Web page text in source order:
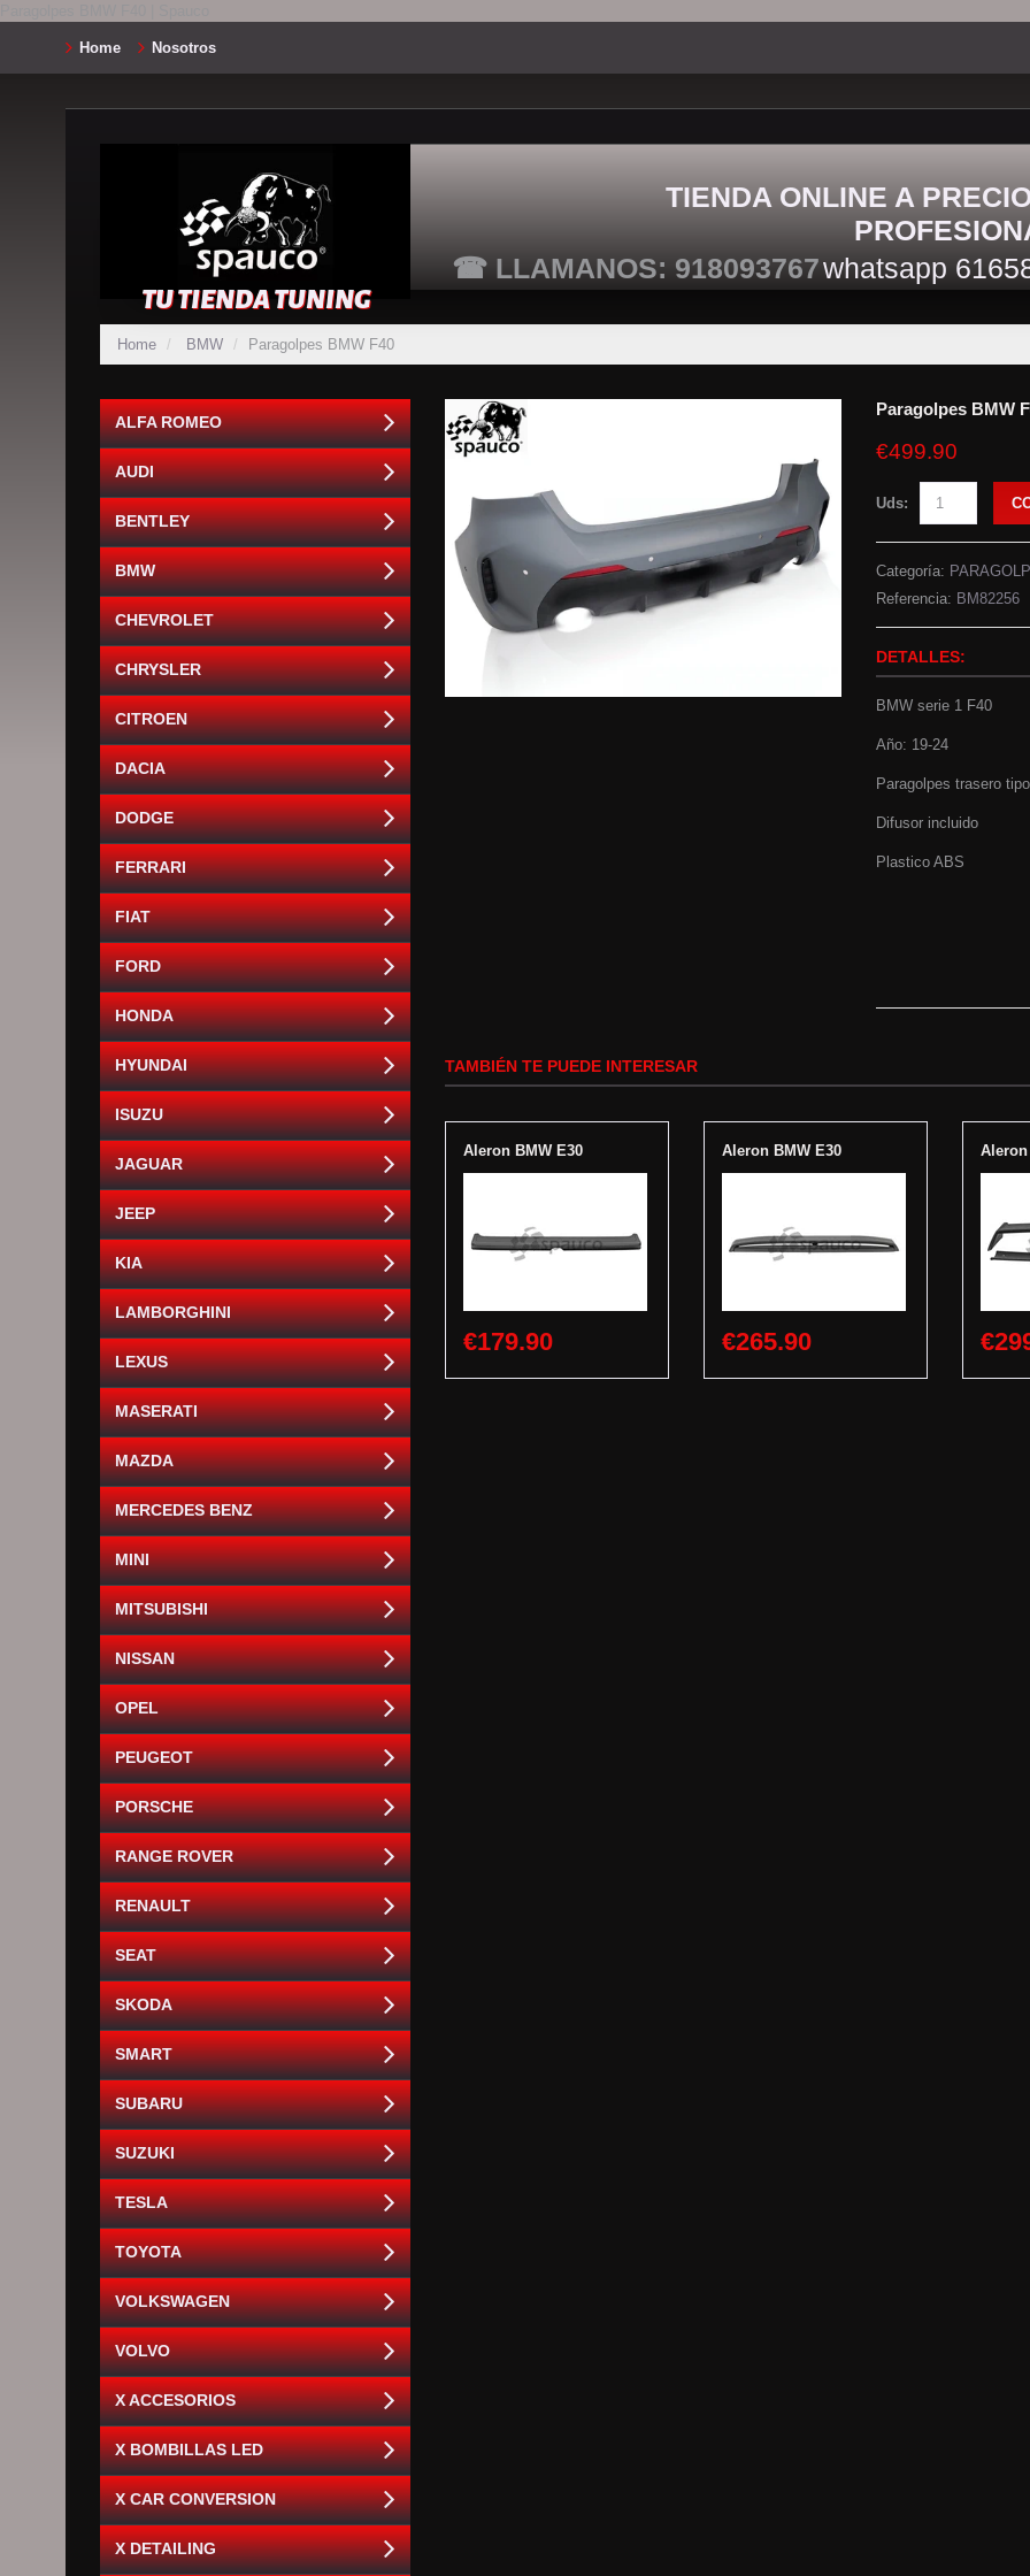
Home Nosotros
TU TIENDA TUNING
TIENDA ONLINE A
☎ LLAMANOS: 918093767whatsapp
Home BMW Paragolpes BMW F40
Paragolpes BMW
€499.90
Uds:
Categoría:
Referencia: BM82256
DETALLES:
BMW serie 1 F40
Año: 19-24
Paragolpes trasero
Difusor incluido
Plastico ABS
TAMBIÉN TE PUEDE INTERESAR
Aleron BMW E30
€179.90
Aleron BMW E30
€265.90
Aleron
ALFA ROMEO
AUDI
BENTLEY
BMW
CHEVROLET
CHRYSLER
CITROEN
DACIA
DODGE
FERRARI
FIAT
FORD
HONDA
HYUNDAI
ISUZU
JAGUAR
JEEP
KIA
LAMBORGHINI
LEXUS
MASERATI
MAZDA
MERCEDES BENZ
MINI
MITSUBISHI
NISSAN
OPEL
PEUGEOT
PORSCHE
RANGE ROVER
RENAULT
SEAT
SKODA
SMART
SUBARU
SUZUKI
TESLA
TOYOTA
VOLKSWAGEN
VOLVO
X ACCESORIOS
X BOMBILLAS LED
X CAR CONVERSION
X DETAILING